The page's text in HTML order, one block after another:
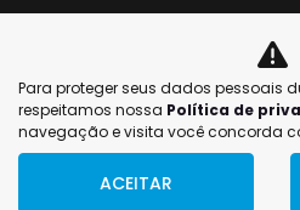
No trânsito, enxergar
o outro salva vidas.
No
o outro
Para proteger seus dados pessoais
respeitamos nossa Política de
navegação e visita você concorda
ACEITAR